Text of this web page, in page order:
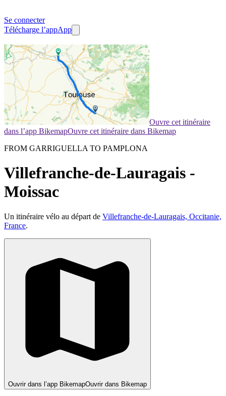
Se connecter
Télécharge l’appApp
Ouvre cet itinéraire
dans l’app BikemapOuvre cet itinéraire dans Bikemap
FROM GARRIGUELLA TO PAMPLONA
Villefranche-de-Lauragais -
Moissac
Un itinéraire vélo au départ de Villefranche-de-Lauragais, Occitanie,
France.
Ouvrir dans l’app BikemapOuvrir dans Bikemap